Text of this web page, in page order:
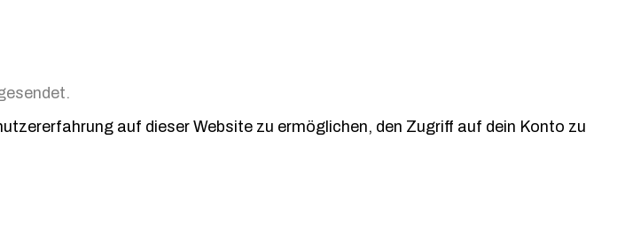
auf dieser Website zu ermöglichen, den Zugriff auf dein Konto zu